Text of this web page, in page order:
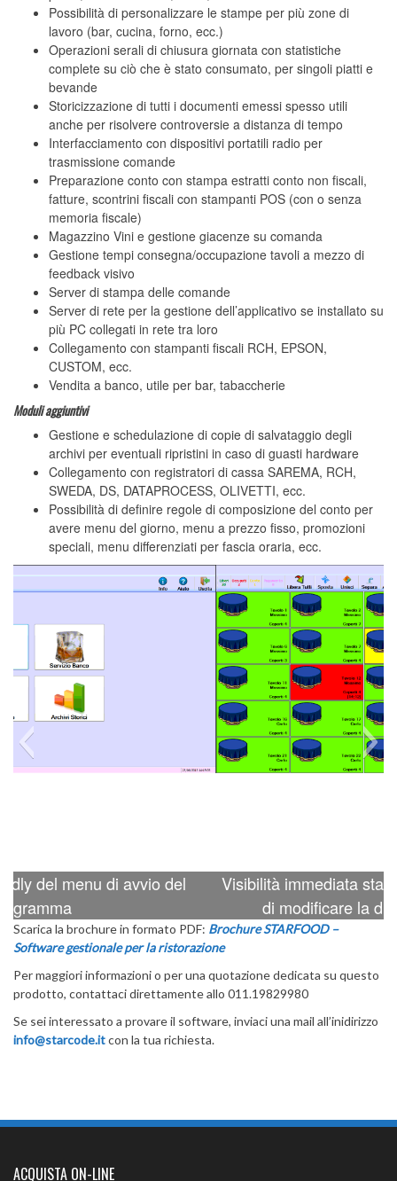
Possibilità di personalizzare le stampe per più zone di
lavoro (bar, cucina, forno, ecc.)
Operazioni serali di chiusura giornata con statistiche
complete su ciò che è stato consumato, per singoli piatti e
bevande
Storicizzazione di tutti i documenti emessi spesso utili
anche per risolvere controversie a distanza di tempo
Interfacciamento con dispositivi portatili radio per
trasmissione comande
Preparazione conto con stampa estratti conto non fiscali,
fatture, scontrini fiscali con stampanti POS (con o senza
memoria fiscale)
Magazzino Vini e gestione giacenze su comanda
Gestione tempi consegna/occupazione tavoli a mezzo di
feedback visivo
Server di stampa delle comande
Server di rete per la gestione dell’applicativo se installato su
più PC collegati in rete tra loro
Collegamento con stampanti fiscali RCH, EPSON,
CUSTOM, ecc.
Vendita a banco, utile per bar, tabaccherie
Moduli aggiuntivi
Gestione e schedulazione di copie di salvataggio degli
archivi per eventuali ripristini in caso di guasti hardware
Collegamento con registratori di cassa SAREMA, RCH,
SWEDA, DS, DATAPROCESS, OLIVETTI, ecc.
Possibilità di definire regole di composizione del conto per
avere menu del giorno, menu a prezzo fisso, promozioni
speciali, menu differenziati per fascia oraria, ecc.
del
Visibilità immediata status dei tavoli, con
di modificare la disposizione dei
Scarica la brochure in formato PDF: Brochure STARFOOD –
Software gestionale per la ristorazione
Per maggiori informazioni o per una quotazione dedicata su questo
prodotto, contattaci direttamente allo 011.19829980
Se sei interessato a provare il software, inviaci una mail all’inidirizzo
info@starcode.itcon la tua richiesta.
ACQUISTA ON-LINE